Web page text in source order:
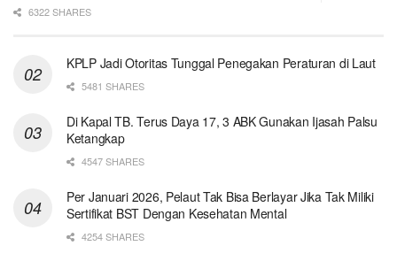
6322 SHARES
KPLP Jadi Otoritas Tunggal Penegakan Peraturan di Laut
5481 SHARES
Di Kapal TB. Terus Daya 17, 3 ABK Gunakan Ijasah Palsu
Ketangkap
4547 SHARES
Per Januari 2026, Pelaut Tak Bisa Berlayar Jika Tak Miliki
Sertifikat BST Dengan Kesehatan Mental
4254 SHARES